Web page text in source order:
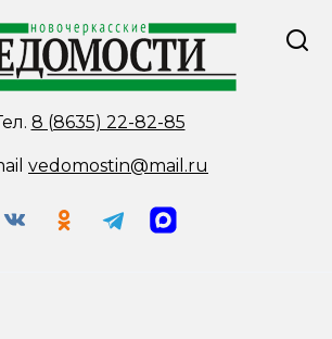
8 (8635) 22-82-85
vedomostin@mail.ru